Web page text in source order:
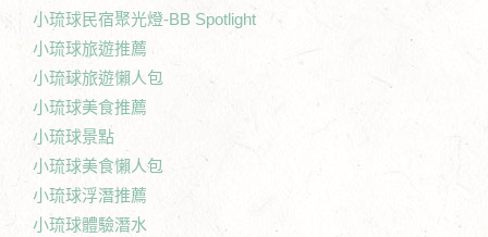
小琉球民宿聚光燈-BB Spotlight
小琉球旅遊推薦
小琉球旅遊懶人包
小琉球美食推薦
小琉球景點
小琉球美食懶人包
小琉球浮潛推薦
小琉球體驗潛水